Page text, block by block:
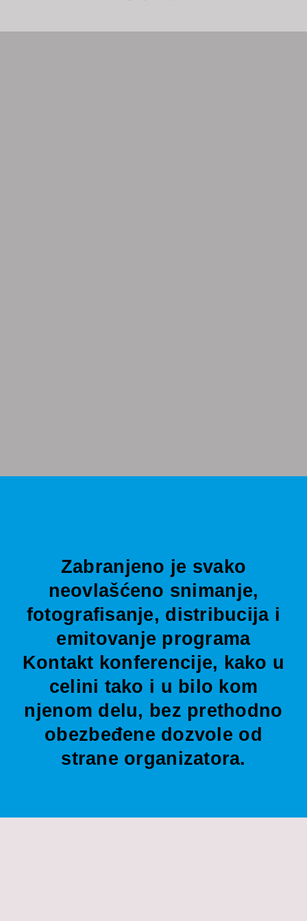
Zabranjeno je svako
neovlašćeno snimanje,
fotografisanje, distribucija i
emitovanje programa
Kontakt konferencije, kako u
celini tako i u bilo kom
njenom delu, bez prethodno
obezbeđene dozvole od
strane organizatora.